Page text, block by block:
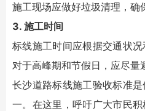
施工现场应做好垃圾清理，确
3. 施工时间
标线施工时间应根据交通状况
对于高峰期和节假日，应尽量
长沙道路标线施工验收标准
一。在这里，呼吁广大市民